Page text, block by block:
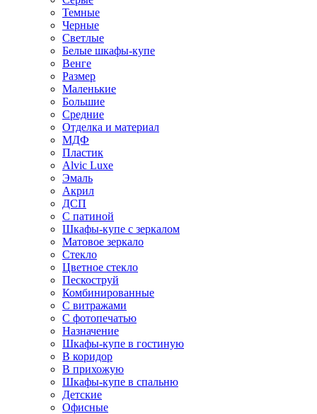
Темные
Черные
Светлые
Белые шкафы-купе
Венге
Размер
Маленькие
Большие
Средние
Отделка и материал
МДФ
Пластик
Alvic Luxe
Эмаль
Акрил
ДСП
С патиной
Шкафы-купе с зеркалом
Матовое зеркало
Стекло
Цветное стекло
Пескоструй
Комбинированные
С витражами
С фотопечатью
Назначение
Шкафы-купе в гостиную
В коридор
В прихожую
Шкафы-купе в спальню
Детские
Офисные